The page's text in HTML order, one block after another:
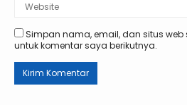
Simpan nama, email, dan situs
untuk komentar saya berikutnya.